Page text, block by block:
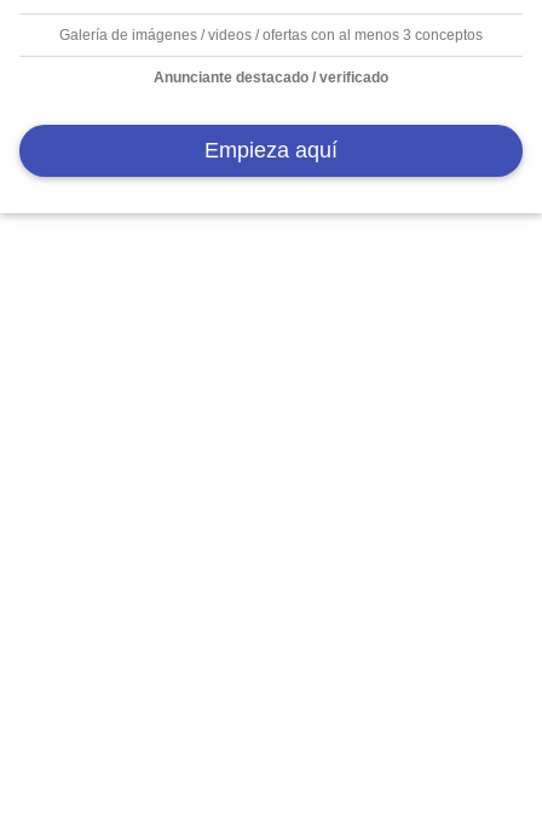
Galería de imágenes / videos / ofertas con al menos 3 conceptos
Anunciante destacado / verificado
Empieza aquí